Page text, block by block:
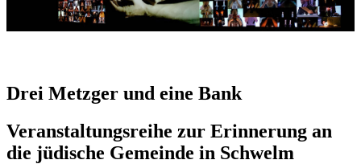
Drei Metzger und eine Bank
Veranstaltungsreihe zur Erinnerung an
die jüdische Gemeinde in Schwelm